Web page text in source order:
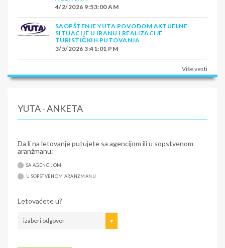
4/2/2026 9:53:00 AM
SAOPŠTENJE YUTA POVODOM AKTUELNE
SITUACIJE U IRANU I REALIZACIJE
TURISTIČKIH PUTOVANJA
3/5/2026 3:41:01 PM
Više vesti
YUTA - ANKETA
Da li na letovanje putujete sa agencijom ili u sopstvenom
aranžmanu:
SA AGENCIJOM
U SOPSTVENOM ARANŽMANU
Letovaćete u?
izaberi odgovor